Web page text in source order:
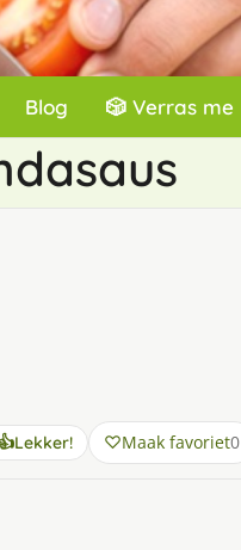
Blog 🎲 Verras me
👍Lekker! Maak favoriet0